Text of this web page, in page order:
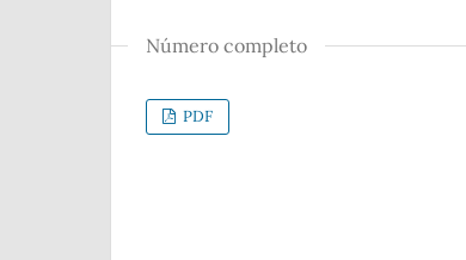
Número completo
PDF